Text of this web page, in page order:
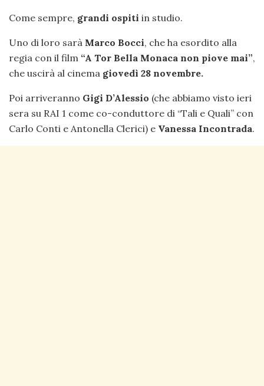
Come sempre, grandi ospiti in studio.
Uno di loro sarà Marco Bocci, che ha esordito alla
regia con il film “A Tor Bella Monaca non piove mai”,
che uscirà al cinema giovedì 28 novembre.
Poi arriveranno Gigi D’Alessio (che abbiamo visto ieri
sera su RAI 1 come co-conduttore di “Tali e Quali” con
Carlo Conti e Antonella Clerici) e Vanessa Incontrada.